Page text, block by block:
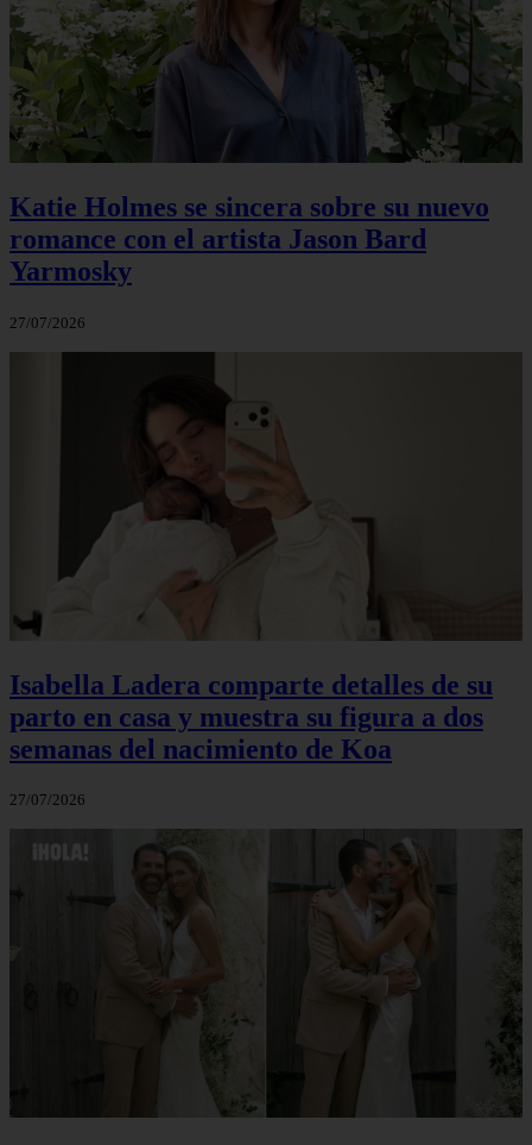
Katie Holmes se sincera sobre su nuevo
romance con el artista Jason Bard
Yarmosky
27/07/2026
Isabella Ladera comparte detalles de su
parto en casa y muestra su figura a dos
semanas del nacimiento de Koa
27/07/2026